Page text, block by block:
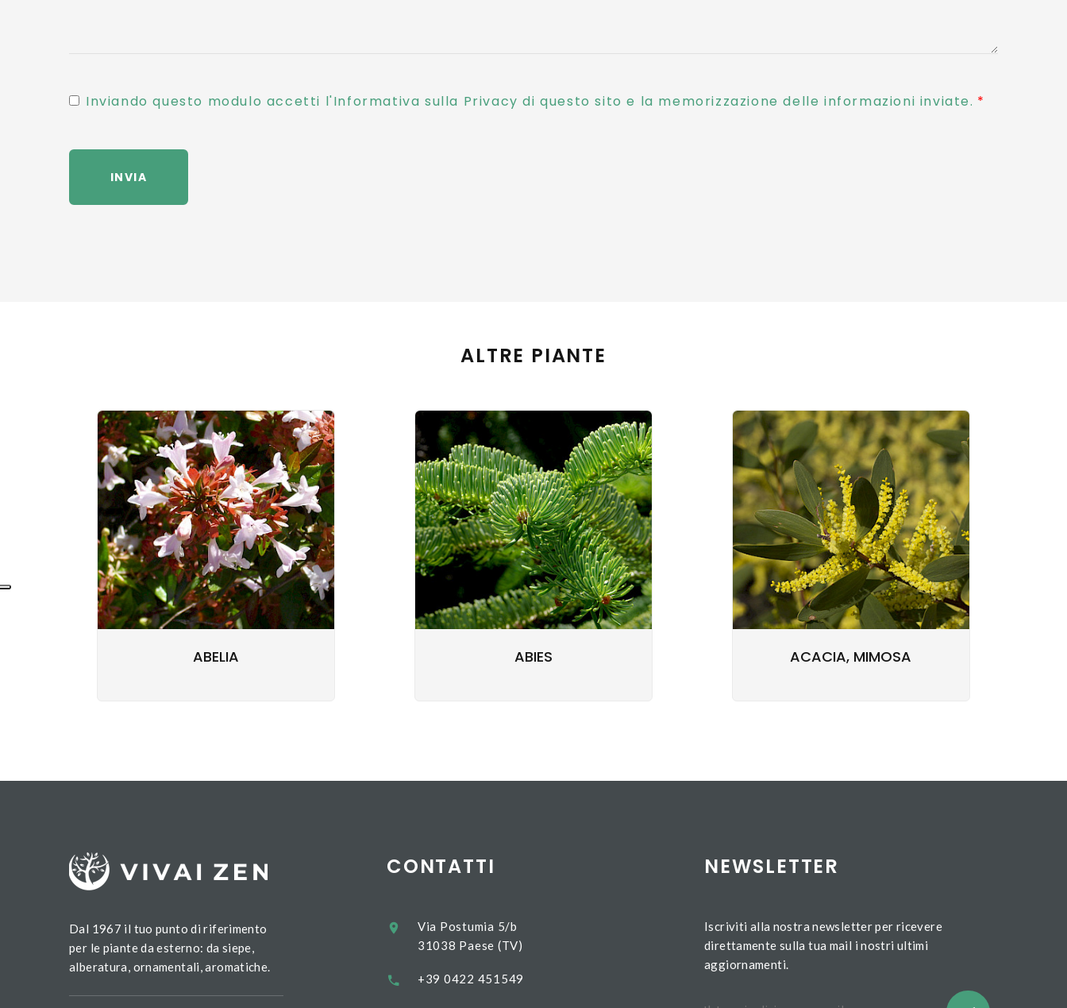
Inviando questo modulo accetti l'Informativa sulla Privacy di questo sito e la memorizzazione delle informazioni inviate.
INVIA
ALTRE PIANTE
ABELIA ABIES ACACIA, MIMOSA
Dal 1967 il tuo punto di riferimento
per le piante da esterno: da siepe,
alberatura, ornamentali, aromatiche.
CONTATTI
Via Postumia 5/b
31038 Paese (TV)
+39 0422 451549
NEWSLETTER
Iscriviti alla nostra newsletter per ricevere
direttamente sulla tua mail i nostri ultimi
aggiornamenti.